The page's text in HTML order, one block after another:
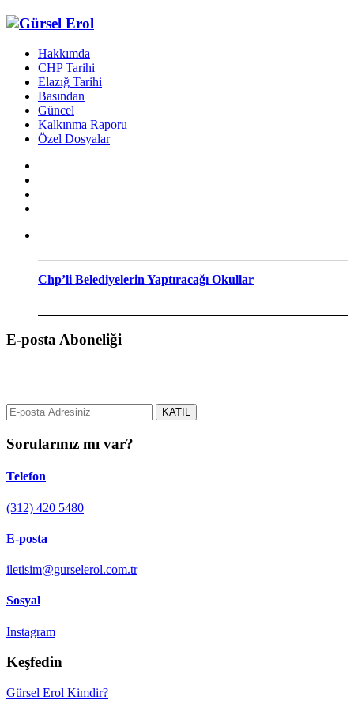
Hakkımda
CHP Tarihi
Elazığ Tarihi
Basından
Güncel
Kalkınma Raporu
Özel Dosyalar
Chp’li Belediyelerin Yaptıracağı Okullar
E-posta Aboneliği
KATIL
Sorularınız mı var?
Telefon
(312) 420 5480
E-posta
iletisim@gurselerol.com.tr
Sosyal
Instagram
Keşfedin
Gürsel Erol Kimdir?